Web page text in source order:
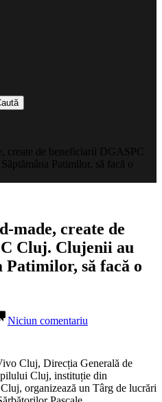
create de beneficiarii DGASPC
Patimilor, să facă o
made, create de
Cluj. Clujenii au
Patimilor, să facă o
Niciun comentariuTârg
hand-
made,
create
Cluj, Direcția Generală de
Cluj, instituție din
organizează un Târg de lucrări